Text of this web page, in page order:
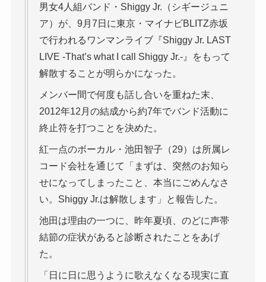
男女4人組バンド・Shiggy Jr.（シギージュニ
ア）が、9月7日に東京・マイナビBLITZ赤坂
で行われるワンマンライブ『Shiggy Jr. LAST
LIVE -That’s what I call Shiggy Jr.-』をもって
解散することが明らかになった。
メンバー間で何度も話し合いを重ねた末、
2012年12月の結成から約7年でバンド活動に
終止符を打つことを決めた。
紅一点のボーカル・池田智子（29）は所属レ
コード会社を通じて「まずは、突然のお知ら
せになってしまったこと、本当にごめんなさ
い。Shiggy Jr.は解散します」と報告した。
池田は理由の一つに、昨年夏頃、のどに声帯
結節の症状があると診断されたことをあげ
た。
「日に日に思うように歌えなくなる現実に直